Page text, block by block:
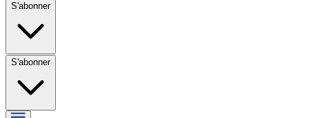
S'abonner
S'abonner